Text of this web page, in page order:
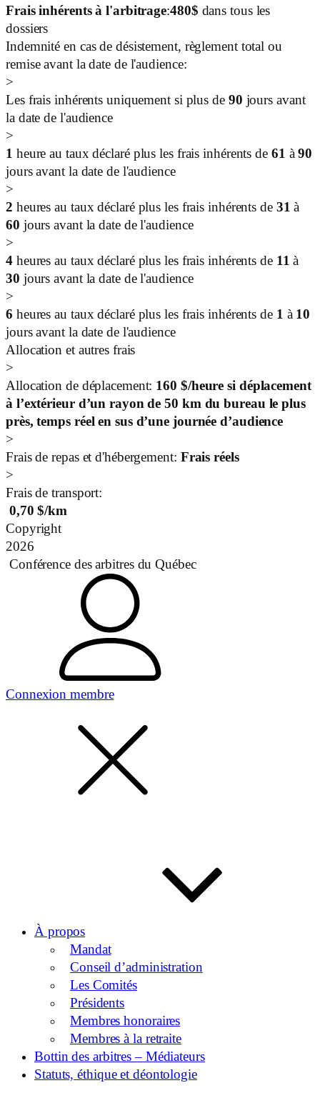
Frais inhérents à l'arbitrage:480$ dans tous les
dossiers
Indemnité en cas de désistement, règlement total ou
remise avant la date de l'audience:
>
Les frais inhérents uniquement si plus de 90 jours avant
la date de l'audience
>
1 heure au taux déclaré plus les frais inhérents de 61 à90
jours avant la date de l'audience
>
2 heures au taux déclaré plus les frais inhérents de 31 à
60 jours avant la date de l'audience
>
4heures au taux déclaré plus les frais inhérents de 11 à
30 jours avant la date de l'audience
>
6 heures au taux déclaré plus les frais inhérents de 1 à 10
jours avant la date de l'audience
Allocation et autres frais
>
Allocation de déplacement: 160 $/heure si déplacement
à l’extérieur d’un rayon de 50 km du bureau le plus
près, temps réel en sus d’une journée d’audience
>
Frais de repas et d'hébergement: Frais réels
>
Frais de transport:
0,70 $/km
Copyright
2026
Conférence des arbitres du Québec
Connexion membre
À propos
Mandat
Conseil d’administration
Les Comités
Présidents
Membres honoraires
Membres à la retraite
Bottin des arbitres – Médiateurs
Statuts, éthique et déontologie